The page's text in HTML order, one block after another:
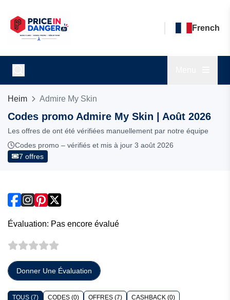
French
Heim Admire My Skin
Codes promo Admire My Skin | Août 2026
Les offres de ont été vérifiées manuellement par notre équipe
Codes promo – vérifiés et mis à jour 3 août 2026
7 offres
Évaluation: Pas encore évalué
Donner Une Évaluation
TOUS (7) CODES (0) OFFRES (7) CASHBACK (0)